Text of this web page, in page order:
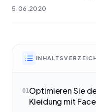
5.06.2020
01Optimieren Sie
Kleidung mit